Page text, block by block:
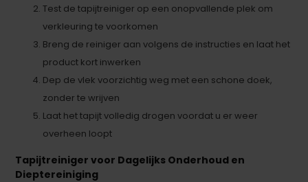
Test de tapijtreiniger op een onopvallende plek om
verkleuring te voorkomen
Breng de reiniger aan volgens de instructies en laat het
product kort inwerken
Dep de vlek voorzichtig weg met een schone doek,
zonder te wrijven
Laat het tapijt volledig drogen voordat u er weer
overheen loopt
Tapijtreiniger voor Dagelijks Onderhoud en
Dieptereiniging